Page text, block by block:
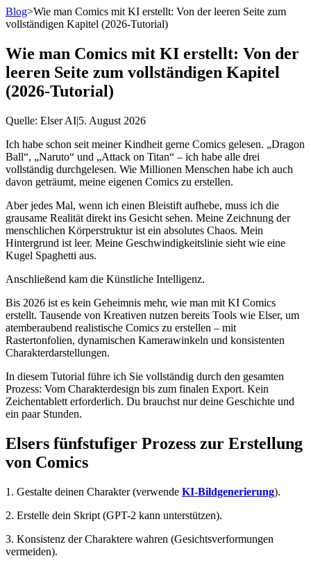
Blog>Wie man Comics mit KI erstellt: Von der leeren Seite zum
vollständigen Kapitel (2026-Tutorial)
Wie man Comics mit KI erstellt: Von der
leeren Seite zum vollständigen Kapitel
(2026-Tutorial)
Quelle: Elser AI|5. August 2026
Ich habe schon seit meiner Kindheit gerne Comics gelesen. „Dragon
Ball“, „Naruto“ und „Attack on Titan“ – ich habe alle drei
vollständig durchgelesen. Wie Millionen Menschen habe ich auch
davon geträumt, meine eigenen Comics zu erstellen.
Aber jedes Mal, wenn ich einen Bleistift aufhebe, muss ich die
grausame Realität direkt ins Gesicht sehen. Meine Zeichnung der
menschlichen Körperstruktur ist ein absolutes Chaos. Mein
Hintergrund ist leer. Meine Geschwindigkeitslinie sieht wie eine
Kugel Spaghetti aus.
Anschließend kam die Künstliche Intelligenz.
Bis 2026 ist es kein Geheimnis mehr, wie man mit KI Comics
erstellt. Tausende von Kreativen nutzen bereits Tools wie Elser, um
atemberaubend realistische Comics zu erstellen – mit
Rastertonfolien, dynamischen Kamerawinkeln und konsistenten
Charakterdarstellungen.
In diesem Tutorial führe ich Sie vollständig durch den gesamten
Prozess: Vom Charakterdesign bis zum finalen Export. Kein
Zeichentablett erforderlich. Du brauchst nur deine Geschichte und
ein paar Stunden.
Elsers fünfstufiger Prozess zur Erstellung
von Comics
1. Gestalte deinen Charakter (verwende KI-Bildgenerierung).
2. Erstelle dein Skript (GPT-2 kann unterstützen).
3. Konsistenz der Charaktere wahren (Gesichtsverformungen
vermeiden).